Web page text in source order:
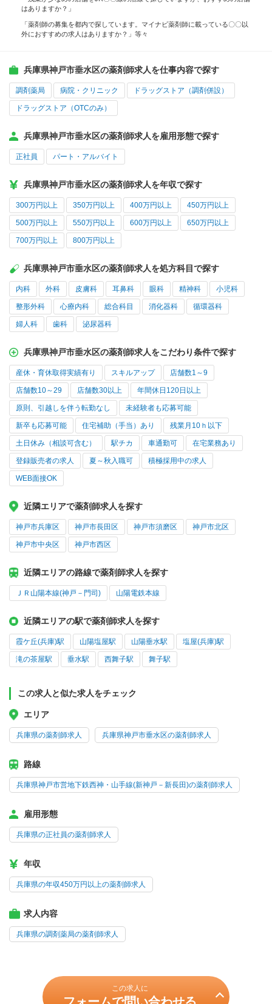
はありますか？」
「薬剤師の募集を都内で探しています。マイナビ薬剤師に載っている〇〇以
外におすすめの求人はありますか？」等々
兵庫県神戸市垂水区の薬剤師求人を仕事内容で探す
調剤薬局 病院・クリニック ドラッグストア（調剤併設）
ドラッグストア（OTCのみ）
兵庫県神戸市垂水区の薬剤師求人を雇用形態で探す
正社員 パート・アルバイト
兵庫県神戸市垂水区の薬剤師求人を年収で探す
300万円以上 350万円以上 400万円以上 450万円以上
500万円以上 550万円以上 600万円以上 650万円以上
700万円以上 800万円以上
兵庫県神戸市垂水区の薬剤師求人を処方科目で探す
内科 外科 皮膚科 耳鼻科 眼科 精神科 小児科
整形外科 心療内科 総合科目 消化器科 循環器科
婦人科 歯科 泌尿器科
兵庫県神戸市垂水区の薬剤師求人をこだわり条件で探す
産休・育休取得実績有り スキルアップ 店舗数1～9
店舗数10～29 店舗数30以上 年間休日120日以上
原則、引越しを伴う転勤なし 未経験者も応募可能
新卒も応募可能 住宅補助（手当）あり 残業月10ｈ以下
土日休み（相談可含む） 駅チカ 車通勤可 在宅業務あり
登録販売者の求人 夏～秋入職可 積極採用中の求人
WEB面接OK
近隣エリアで薬剤師求人を探す
神戸市兵庫区 神戸市長田区 神戸市須磨区 神戸市北区
神戸市中央区 神戸市西区
近隣エリアの路線で薬剤師求人を探す
ＪＲ山陽本線(神戸－門司) 山陽電鉄本線
近隣エリアの駅で薬剤師求人を探す
霞ケ丘(兵庫)駅 山陽塩屋駅 山陽垂水駅 塩屋(兵庫)駅
滝の茶屋駅 垂水駅 西舞子駅 舞子駅
この求人と似た求人をチェック
エリア
兵庫県の薬剤師求人 兵庫県神戸市垂水区の薬剤師求人
路線
兵庫県神戸市営地下鉄西神・山手線(新神戸－新長田)の薬剤師求人
雇用形態
兵庫県の正社員の薬剤師求人
年収
兵庫県の年収450万円以上の薬剤師求人
求人内容
兵庫県の調剤薬局の薬剤師求人
この求人に